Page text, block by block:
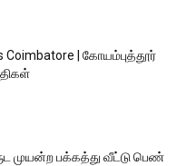
Coimbatore | கோயம்புத்தூர்
முயன்ற பக்கத்து வீட்டு பெண்